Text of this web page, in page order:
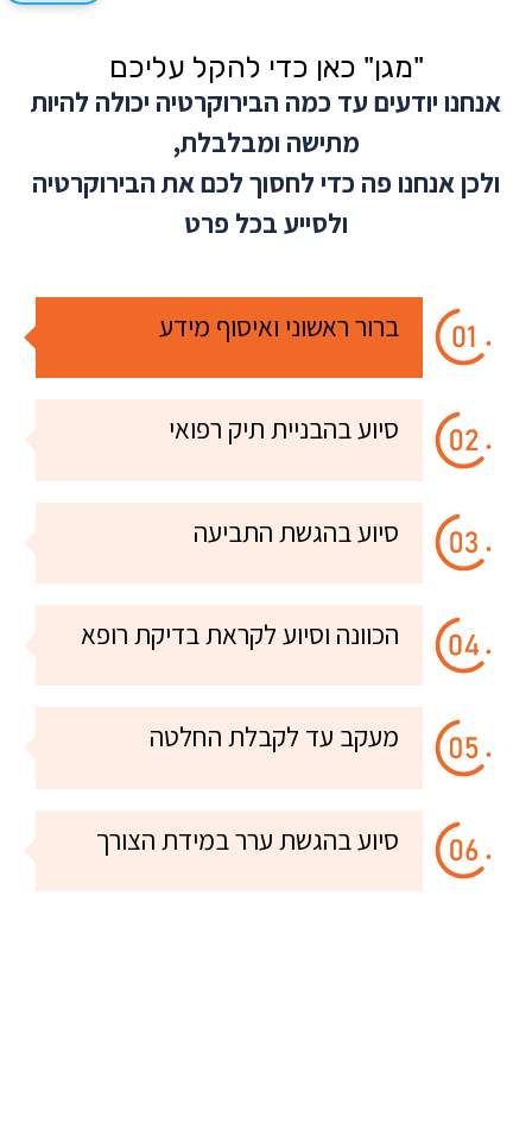
"מגן" כאן כדי להקל עליכם
אנחנו יודעים עד כמה הבירוקרטיה יכולה להיות
מתישה ומבלבלת,
ולכן אנחנו פה כדי לחסוך לכם את הבירוקרטיה
ולסייע בכל פרט
ברור ראשוני ואיסוף מידע
סיוע בהבניית תיק רפואי
סיוע בהגשת התביעה
הכוונה וסיוע לקראת בדיקת רופא
מעקב עד לקבלת החלטה
סיוע בהגשת ערר במידת הצורך